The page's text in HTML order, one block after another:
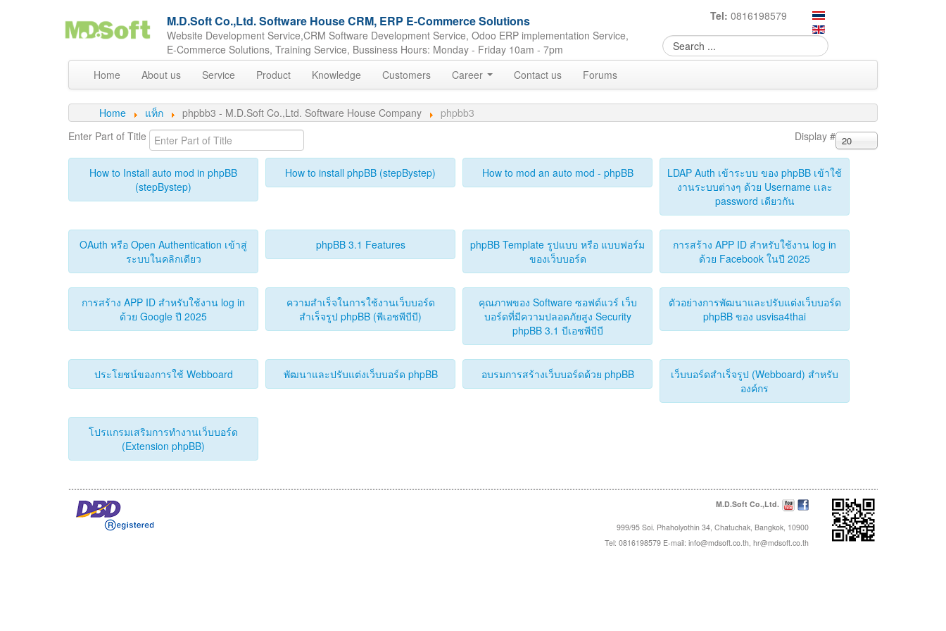
M.D.Soft Co.,Ltd. Software House CRM, ERP E-Commerce Solutions
Website Development Service,CRM Software Development Service, Odoo ERP implementation Service,
E-Commerce Solutions, Training Service, Bussiness Hours: Monday - Friday 10am - 7pm
Tel: 0816198579
Home About us Service Product Knowledge Customers Career Contact us Forums
Home แท็ก phpbb3 - M.D.Soft Co.,Ltd. Software House Company
phpbb3
Enter Part of Title
Display # 20
How to Install auto mod in phpBB
(stepBystep)
How to install phpBB (stepBystep) How to mod an auto mod - phpBB
LDAP Auth เข้าระบบ ของ phpBB เข้าใช้
งานระบบต่างๆ ด้วย Username เเละ
password เดียวกัน
OAuth หรือ Open Authentication เข้าสู่
ระบบในคลิกเดียว
phpBB 3.1 Features
phpBB Template รูปแบบ หรือ แบบฟอร์ม
ของเว็บบอร์ด
การสร้าง APP ID สำหรับใช้งาน log in
ด้วย Facebook ในปี 2025
การสร้าง APP ID สำหรับใช้งาน log in
ด้วย Google ปี 2025
ความสำเร็จในการใช้งานเว็บบอร์ด
สำเร็จรูป phpBB (พีเอชพีบีบี)
คุณภาพของ Software ซอฟต์แวร์ เว็บ
บอร์ดที่มีความปลอดภัยสูง Security
phpBB 3.1 บีเอชพีบีบี
ตัวอย่างการพัฒนาและปรับแต่งเว็บบอร์ด
phpBB ของ usvisa4thai
ประโยชน์ของการใช้ Webboard พัฒนาและปรับแต่งเว็บบอร์ด phpBB อบรมการสร้างเว็บบอร์ดด้วย phpBB
เว็บบอร์ดสำเร็จรูป (Webboard) สำหรับ
องค์กร
โปรแกรมเสริมการทำงานเว็บบอร์ด
(Extension phpBB)
M.D.Soft Co.,Ltd.
999/95 Soi. Phaholyothin 34, Chatuchak, Bangkok, 10900
Tel: 0816198579 E-mail: info@mdsoft.co.th, hr@mdsoft.co.th